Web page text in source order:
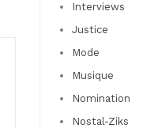
Interviews
Justice
Mode
Musique
Nomination
Nostal-Ziks